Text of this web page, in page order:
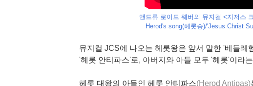
앤드류 로이드 웨버의 뮤지컬 <지저스
Herod's song(헤롯송)/'Jesus Christ
뮤지컬 JCS에 나오는 헤롯왕은 앞서 말한 '베들레
'헤롯 안티파스'로, 아버지와 아들 모두 '헤롯'이라
헤롯 대왕의 아들인 헤롯 안티파스(Herod Antipas)